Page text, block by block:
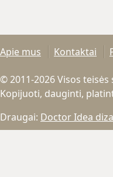
Apie mus Kontaktai
© 2011-2026 Visos teisės
Kopijuoti, dauginti,
Draugai: Doctor Idea